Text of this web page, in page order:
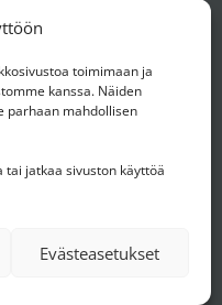
toimimaan ja
kanssa. Näiden
parhaan mahdollisen
jatkaa sivuston käyttöä
Evästeasetukset